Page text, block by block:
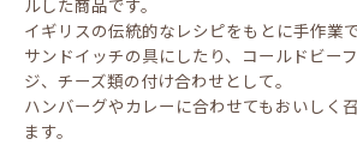
ルした商品です。
イギリスの伝統的なレシピをもとに手作業
サンドイッチの具にしたり、コールドビー
ジ、チーズ類の付け合わせとして。
ハンバーグやカレーに合わせてもおいしく
ます。